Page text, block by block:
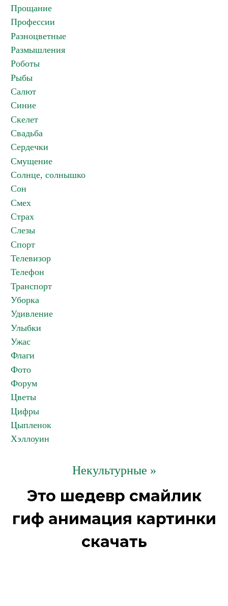
Прощание
Профессии
Разноцветные
Размышления
Роботы
Рыбы
Салют
Синие
Скелет
Свадьба
Сердечки
Смущение
Солнце, солнышко
Сон
Смех
Страх
Слезы
Спорт
Телевизор
Телефон
Транспорт
Уборка
Удивление
Улыбки
Ужас
Флаги
Фото
Форум
Цветы
Цифры
Цыпленок
Хэллоуин
Некультурные »
Это шедевр смайлик
гиф анимация картинки
скачать